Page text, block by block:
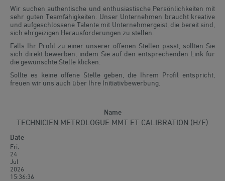
Wir suchen authentische und enthusiastische Persönlichkeiten mit
sehr guten Teamfähigkeiten. Unser Unternehmen braucht kreative
und aufgeschlossene Talente mit Unternehmergeist, die bereit sind,
sich ehrgeizigen Herausforderungen zu stellen.
Falls Ihr Profil zu einer unserer offenen Stellen passt, sollten Sie
sich direkt bewerben, indem Sie auf den entsprechenden Link für
die gewünschte Stelle klicken.
Sollte es keine offene Stelle geben, die Ihrem Profil entspricht,
freuen wir uns auch über Ihre Initiativbewerbung.
TECHNICIEN METROLOGUE MMT ET CALIBRATION (H/F)
Fri,
24
Jul
2026
15:36:36